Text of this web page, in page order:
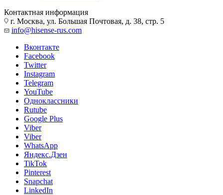
Контактная информация
г. Москва, ул. Большая Почтовая, д. 38, стр. 5
info@hisense-rus.com
Вконтакте
Facebook
Twitter
Instagram
Telegram
YouTube
Одноклассники
Rutube
Google Plus
Viber
Viber
WhatsApp
Яндекс.Дзен
TikTok
Pinterest
Snapchat
LinkedIn